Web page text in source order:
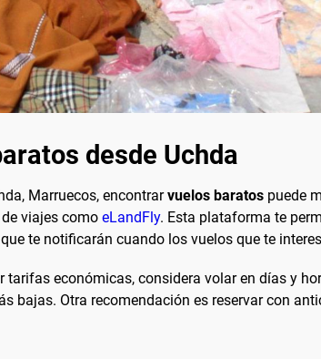
desde Uchda
Marruecos, encontrarvuelos baratos puede
viajes como eLandFly. Esta plataforma te
te notificarán cuando los vuelos que te
económicas, considera volar en días y
bajas. Otra recomendación es reservar con